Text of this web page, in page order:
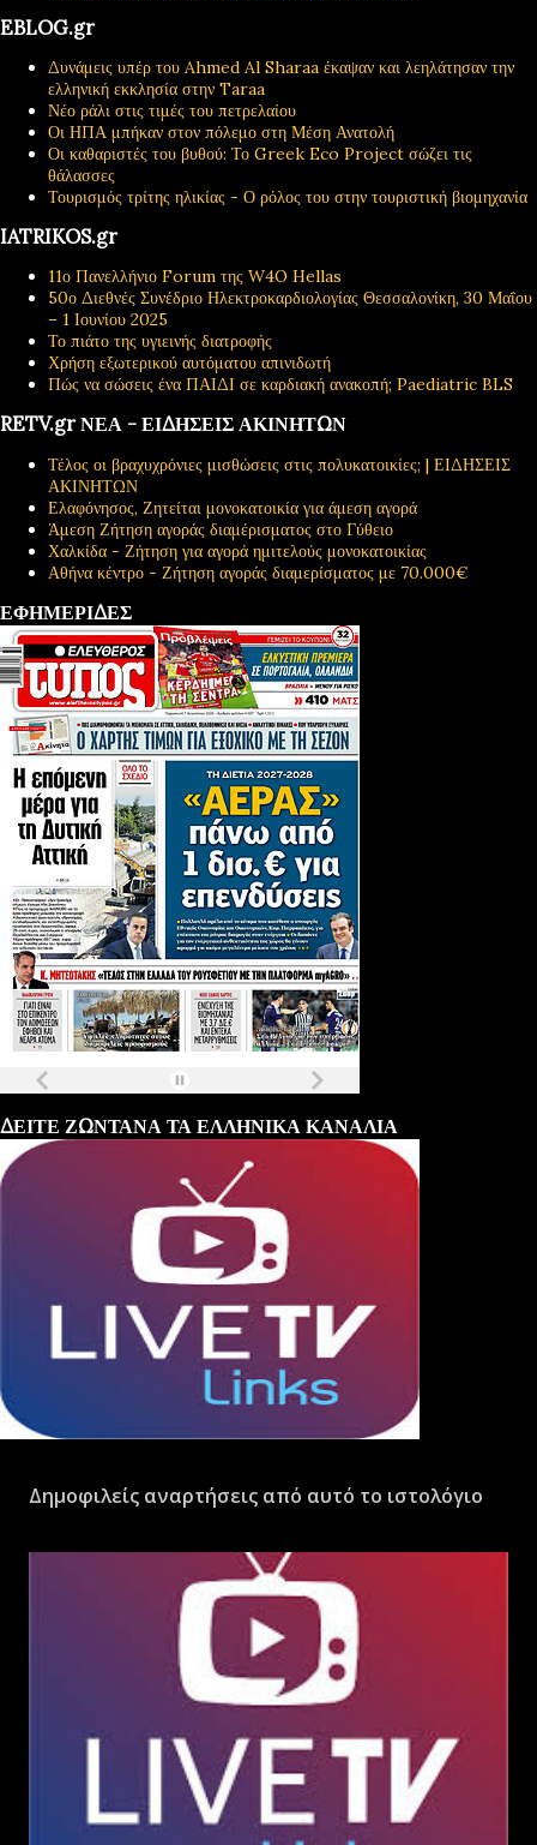
EBLOG.gr
Δυνάμεις υπέρ του Ahmed Al Sharaa έκαψαν και λεηλάτησαν την
ελληνική εκκλησία στην Taraa
Νέο ράλι στις τιμές του πετρελαίου
Οι ΗΠΑ μπήκαν στον πόλεμο στη Μέση Ανατολή
Οι καθαριστές του βυθού: Το Greek Eco Project σώζει τις
θάλασσες
Τουρισμός τρίτης ηλικίας - Ο ρόλος του στην τουριστική βιομηχανία
IATRIKOS.gr
11ο Πανελλήνιο Forum της W4O Hellas
50ο Διεθνές Συνέδριο Ηλεκτροκαρδιολογίας Θεσσαλονίκη, 30 Μαΐου
– 1 Ιουνίου 2025
Το πιάτο της υγιεινής διατροφής
Χρήση εξωτερικού αυτόματου απινιδωτή
Πώς να σώσεις ένα ΠΑΙΔΙ σε καρδιακή ανακοπή; Paediatric BLS
RETV.gr ΝΕΑ - ΕΙΔΗΣΕΙΣ ΑΚΙΝΗΤΩΝ
Τέλος οι βραχυχρόνιες μισθώσεις στις πολυκατοικίες; | ΕΙΔΗΣΕΙΣ
ΑΚΙΝΗΤΩΝ
Ελαφόνησος, Ζητείται μονοκατοικία για άμεση αγορά
Άμεση Ζήτηση αγοράς διαμέρισματος στο Γύθειο
Χαλκίδα - Ζήτηση για αγορά ημιτελούς μονοκατοικίας
Αθήνα κέντρο - Ζήτηση αγοράς διαμερίσματος με 70.000€
ΕΦΗΜΕΡΙΔΕΣ
ΔΕΙΤΕ ΖΩΝΤΑΝΑ ΤΑ ΕΛΛΗΝΙΚΑ ΚΑΝΑΛΙΑ
Δημοφιλείς αναρτήσεις από αυτό το ιστολόγιο